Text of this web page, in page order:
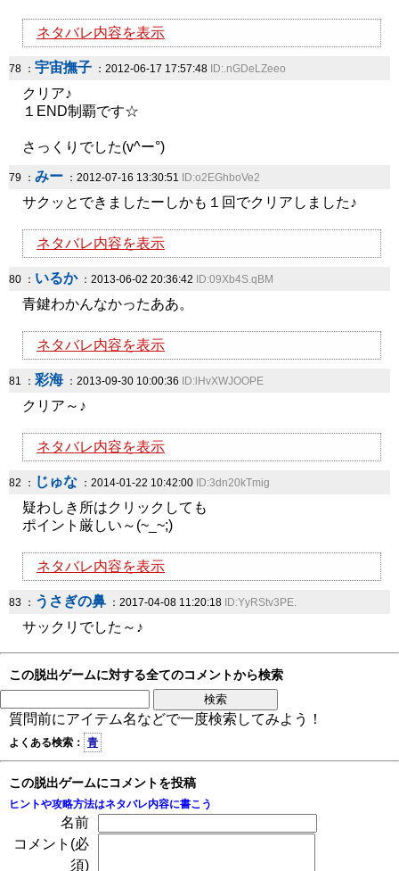
ネタバレ内容を表示
78 ： 宇宙撫子 ：2012-06-17 17:57:48 ID:.nGDeLZeeo
クリア♪
１END制覇です☆
さっくりでした(v^ー°)
79 ： みー ：2012-07-16 13:30:51 ID:o2EGhboVe2
サクッとできましたーしかも１回でクリアしました♪
ネタバレ内容を表示
80 ： いるか：2013-06-02 20:36:42 ID:09Xb4S.qBM
青鍵わかんなかったああ。
ネタバレ内容を表示
81 ： 彩海 ：2013-09-30 10:00:36 ID:lHvXWJOOPE
クリア～♪
ネタバレ内容を表示
82 ： じゅな ：2014-01-22 10:42:00 ID:3dn20kTmig
疑わしき所はクリックしても
ポイント厳しい～(~_~;)
ネタバレ内容を表示
83 ： うさぎの鼻 ：2017-04-08 11:20:18 ID:YyRStv3PE.
サックリでした～♪
この脱出ゲームに対する全てのコメントから検索
質問前にアイテム名などで一度検索してみよう！
よくある検索： 青
この脱出ゲームにコメントを投稿
ヒントや攻略方法はネタバレ内容に書こう
名前
コメント(必
須)